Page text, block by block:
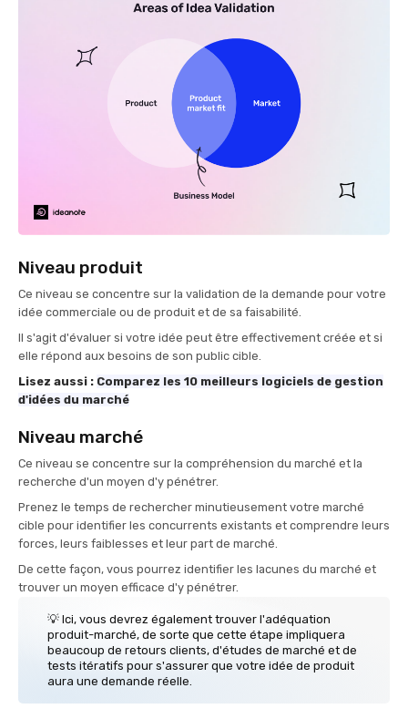
Niveau produit
Ce niveau se concentre sur la validation de la demande pour votre
idée commerciale ou de produit et de sa faisabilité.
Il s'agit d'évaluer si votre idée peut être effectivement créée et si
elle répond aux besoins de son public cible.
Lisez aussi : Comparez les 10 meilleurs logiciels de gestion
d'idées du marché
Niveau marché
Ce niveau se concentre sur la compréhension du marché et la
recherche d'un moyen d'y pénétrer.
Prenez le temps de rechercher minutieusement votre marché
cible pour identifier les concurrents existants et comprendre leurs
forces, leurs faiblesses et leur part de marché.
De cette façon, vous pourrez identifier les lacunes du marché et
trouver un moyen efficace d'y pénétrer.
💡 Ici, vous devrez également trouver l'adéquation
produit-marché, de sorte que cette étape impliquera
beaucoup de retours clients, d'études de marché et de
tests itératifs pour s'assurer que votre idée de produit
aura une demande réelle.